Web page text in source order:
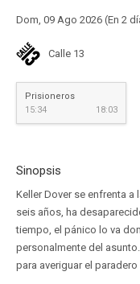
Dom, 09 Ago 2026 (En 2
Calle 13
Prisioneros
15:34
18:03
Sinopsis
Keller Dover se enfrenta
seis años, ha
tiempo, el pánico lo va
personalmente del
para averiguar el paradero